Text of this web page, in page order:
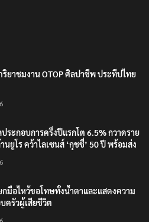
ริยาชมงาน OTOP ศิลปาชีพ ประทีปไทย
ประกอบการครึ่งปีแรกโต 6.5% กวาดราย
ยกมือไหว้ขอโทษทั้งน้ำตาและแสดงความ